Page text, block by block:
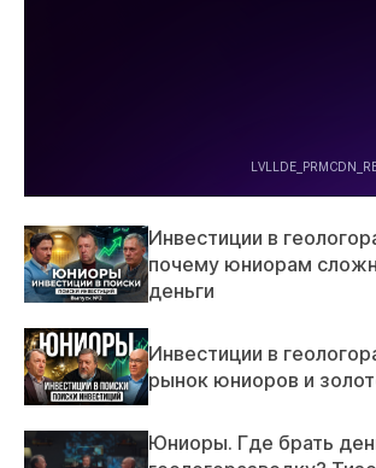
Инвестиции в
почему юниорам
деньги
Инвестиции в
рынок юниоров и
Юниоры. Где брать